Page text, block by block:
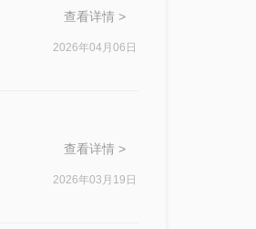
查看详情 >
2026年04月06日
查看详情 >
2026年03月19日